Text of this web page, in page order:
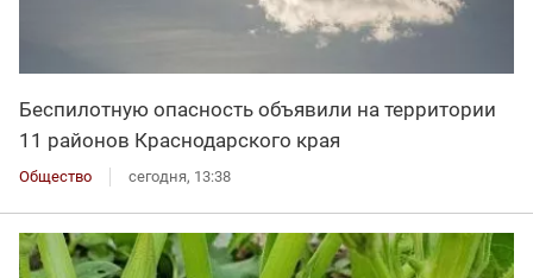
Беспилотную опасность объявили на территории
11 районов Краснодарского края
Общество сегодня, 13:38